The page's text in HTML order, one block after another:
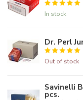
In stock
Dr. Perl
Out of stock
Savinelli
pcs.